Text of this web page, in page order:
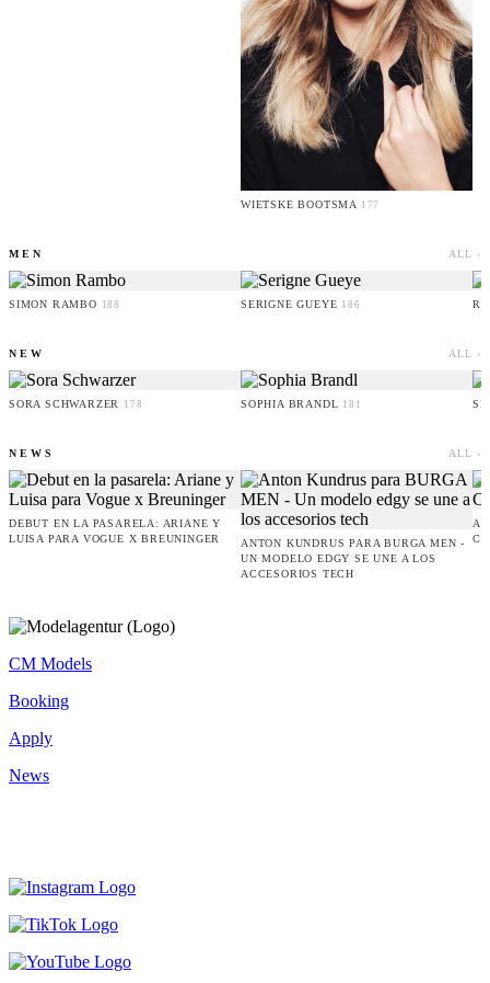
WIETSKE BOOTSMA 177
MEN ALL ›
SIMON RAMBO 188 SERIGNE GUEYE 186
NEW ALL ›
SORA SCHWARZER 178 SOPHIA BRANDL 181
NEWS ALL ›
DEBUT EN LA PASARELA: ARIANE Y
LUISA PARA VOGUE X BREUNINGER
ANTON KUNDRUS PARA BURGA MEN -
UN MODELO EDGY SE UNE A LOS
ACCESORIOS TECH
CM Models
Booking
Apply
News